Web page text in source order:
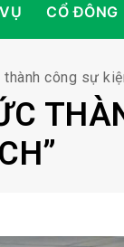
CỔ ĐÔNG
công sự